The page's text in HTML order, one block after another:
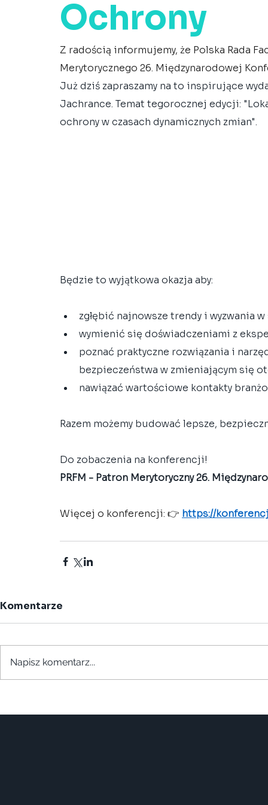
Ochrony
Z radością informujemy, że Polska Rada
Merytorycznego 26. Międzynarodowej
Już dziś zapraszamy na to inspirujące
Jachrance. Temat tegorocznej edycji: "
ochrony w czasach dynamicznych zmian".
Będzie to wyjątkowa okazja aby:
zgłębić najnowsze trendy i wyzwania
wymienić się doświadczeniami z
poznać praktyczne rozwiązania i
bezpieczeństwa w zmieniającym się
nawiązać wartościowe kontakty
Razem możemy budować lepsze,
Do zobaczenia na konferencji!
PRFM - Patron Merytoryczny 26.
Więcej o konferencji: 👉 https://
Komentarze
Napisz komentarz...